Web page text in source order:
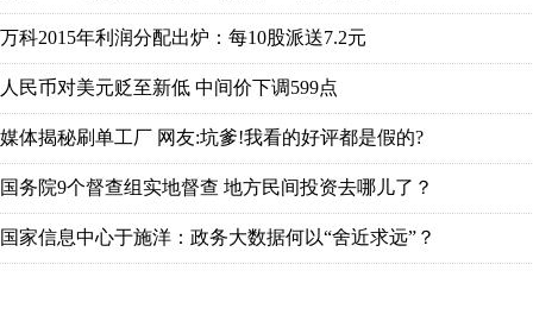
万科2015年利润分配出炉：每10股派送7.2元
人民币对美元贬至新低 中间价下调599点
媒体揭秘刷单工厂 网友:坑爹!我看的好评都是假的?
国务院9个督查组实地督查 地方民间投资去哪儿了？
国家信息中心于施洋：政务大数据何以“舍近求远”？